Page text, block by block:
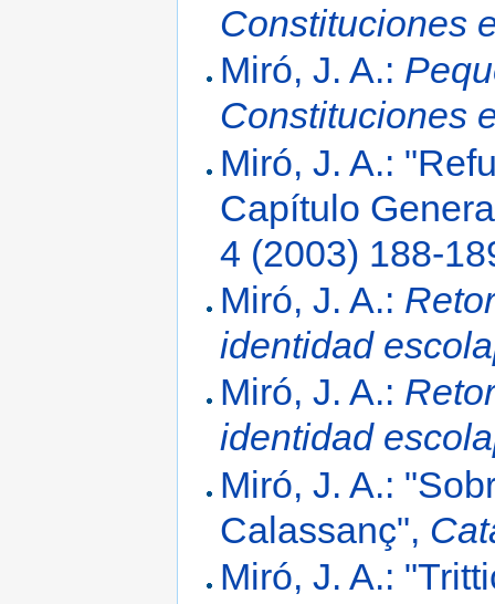
Constituciones
Miró, J. A.:
Constituciones
Miró, J. A.:
Capítulo
4 (2003) 188-
Miró, J. A.:
identidad
Miró, J. A.:
identidad
Miró, J. A.:
Calassanç",
Miró, J. A.: